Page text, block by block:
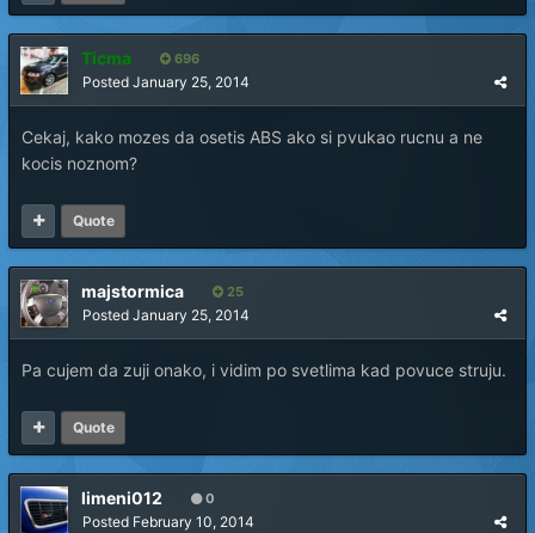
Ticma 696
Posted January 25, 2014
Cekaj, kako mozes da osetis ABS ako si pvukao rucnu a ne
kocis noznom?
Quote
majstormica 25
Posted January 25, 2014
Pa cujem da zuji onako, i vidim po svetlima kad povuce struju.
Quote
limeni012 0
Posted February 10, 2014